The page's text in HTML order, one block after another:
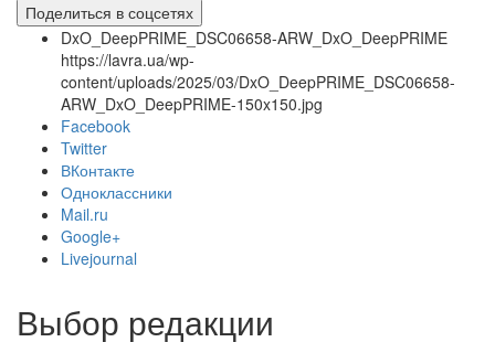
Онлайн трансляции
12 сентября 2015
12 сентября 2015
12 сентября 2015
12 сентября 2015
12 сентября 2015
12 сентября 2015
12 сентября 2015Название трансляции
Поделиться в соцсетях
DxO_DeepPRIME_DSC06658-ARW_DxO_DeepPRIME
https://lavra.ua/wp-
content/uploads/2025/03/DxO_DeepPRIME_DSC06658-
ARW_DxO_DeepPRIME-150x150.jpg
Facebook
Twitter
ВКонтакте
Одноклассники
Mail.ru
Google+
Livejournal
Выбор редакции